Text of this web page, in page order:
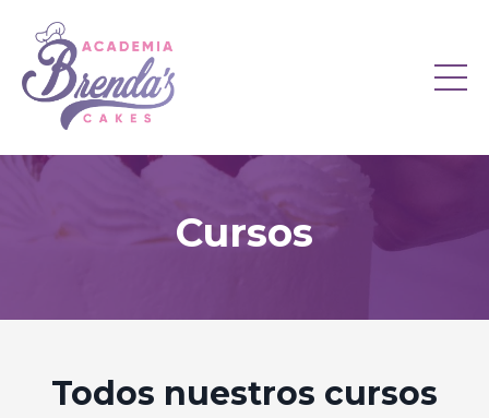
Cursos
Todos nuestros cursos